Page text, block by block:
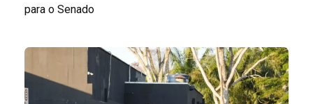
para o Senado